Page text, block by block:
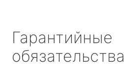
Гарантийные
обязательства